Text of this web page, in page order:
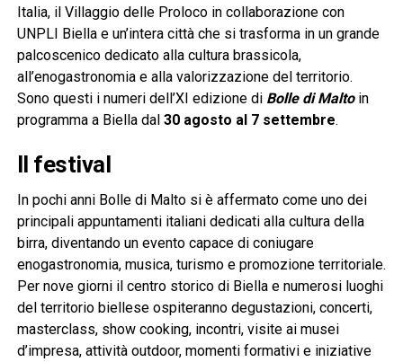
Italia, il Villaggio delle Proloco in collaborazione con
UNPLI Biella e un’intera città che si trasforma in un grande
palcoscenico dedicato alla cultura brassicola,
all’enogastronomia e alla valorizzazione del territorio.
Sono questi i numeri dell’XI edizione di Bolle di Maltoin
programma a Biella dal 30 agosto al 7 settembre.
Il festival
In pochi anni Bolle di Malto si è affermato come uno dei
principali appuntamenti italiani dedicati alla cultura della
birra, diventando un evento capace di coniugare
enogastronomia, musica, turismo e promozione territoriale.
Per nove giorni il centro storico di Biella e numerosi luoghi
del territorio biellese ospiteranno degustazioni, concerti,
masterclass, show cooking, incontri, visite ai musei
d’impresa, attività outdoor, momenti formativi e iniziative